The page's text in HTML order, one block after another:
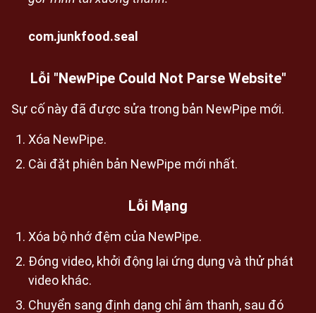
com.junkfood.seal
Lỗi "NewPipe Could Not Parse Website"
Sự cố này đã được sửa trong bản NewPipe mới.
Xóa NewPipe.
Cài đặt phiên bản NewPipe mới nhất.
Lỗi Mạng
Xóa bộ nhớ đệm của NewPipe.
Đóng video, khởi động lại ứng dụng và thử phát
video khác.
Chuyển sang định dạng chỉ âm thanh, sau đó